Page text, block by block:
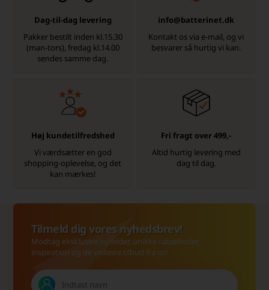
Dag-til-dag levering
Pakker bestilt inden kl.15.30
(man-tors), fredag kl.14.00
sendes samme dag.
info@batterinet.dk
Kontakt os via e-mail, og vi
besvarer så hurtig vi kan.
Høj kundetilfredshed
Vi værdsætter en god
shopping-oplevelse, og det
kan mærkes!
Fri fragt over 499,-
Altid hurtig levering med
dag til dag.
Tilmeld dig vores nyhedsbrev!
Modtag eksklusive nyheder, unikke rabatkoder,
inspiration og de vildeste tilbud fra os!